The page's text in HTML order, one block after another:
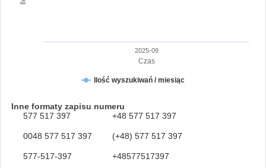
Czas
Ilość wyszukiwań / miesiąc
2025-09
Inne formaty zapisu numeru
577 517 397
+48 577 517 397
0048 577 517 397 (+48) 577 517 397
577-517-397 +48577517397